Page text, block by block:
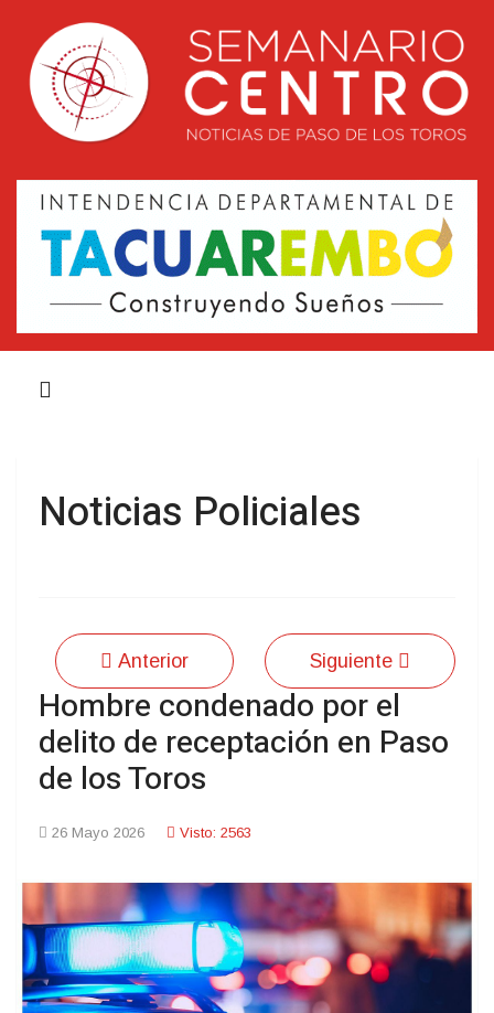
Noticias Policiales
Anterior Siguiente
Hombre condenado por el
delito de receptación en Paso
de los Toros
26 Mayo 2026 Visto: 2563